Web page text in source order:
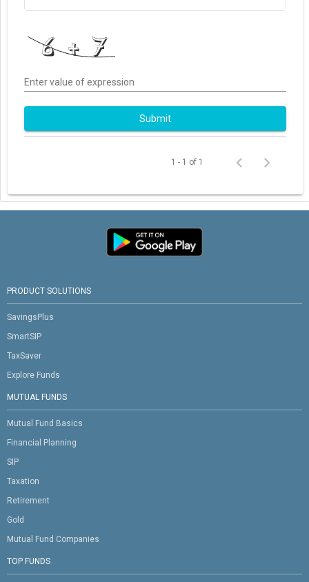
Enter value of expression
Submit
1 - 1 of 1
PRODUCT SOLUTIONS
SavingsPlus
SmartSIP
TaxSaver
Explore Funds
MUTUAL FUNDS
Mutual Fund Basics
Financial Planning
SIP
Taxation
Retirement
Gold
Mutual Fund Companies
TOP FUNDS